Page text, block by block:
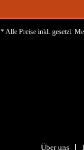
* Alle Preise inkl. gesetzl.
Über uns